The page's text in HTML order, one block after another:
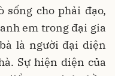
sống cho phải đạo,
em trong đại gia
là người đại diện
Sự hiện diện của